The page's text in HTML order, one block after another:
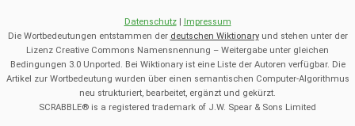
Datenschutz| Impressum
Die Wortbedeutungen entstammen der deutschen Wiktionaryund stehen unter der
Lizenz Creative Commons Namensnennung – Weitergabe unter gleichen
Bedingungen 3.0 Unported. Bei Wiktionary ist eine Liste der Autoren verfügbar. Die
Artikel zur Wortbedeutung wurden über einen semantischen Computer-Algorithmus
neu strukturiert, bearbeitet, ergänzt und gekürzt.
SCRABBLE® is a registered trademark of J.W. Spear & Sons Limited